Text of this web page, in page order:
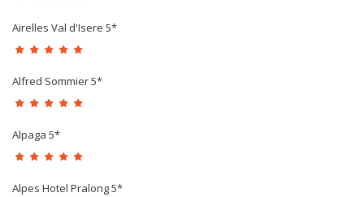
Airelles Val d'Isere 5*
Alfred Sommier 5*
Alpaga 5*
Alpes Hotel Pralong 5*